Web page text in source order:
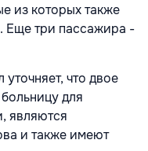
из которых также
Еще три пассажира -
что двое
для
являются
и также имеют